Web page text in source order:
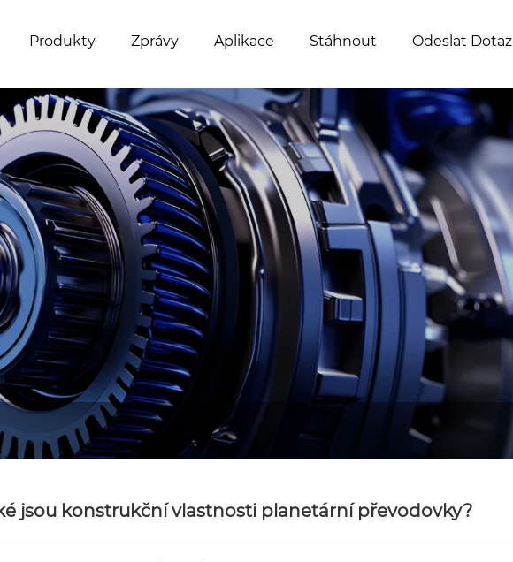
Produkty Zprávy Aplikace Stáhnout Odeslat Dotaz
jsou konstrukční vlastnosti planetární převodovky?